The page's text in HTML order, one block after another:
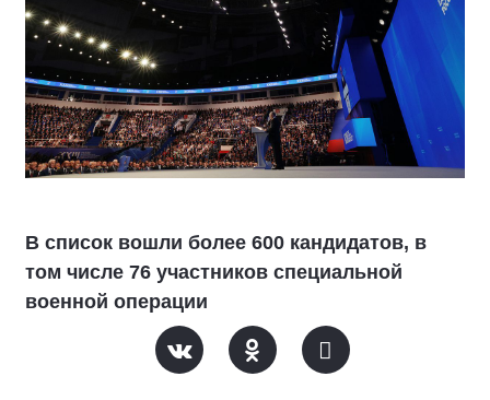
В список вошли более 600 кандидатов, в
том числе 76 участников специальной
военной операции